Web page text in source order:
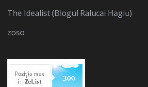
The Idealist (Blogul Ralucai Hagiu)
zoso